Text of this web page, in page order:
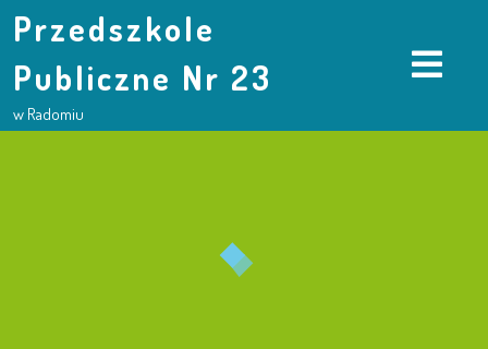
Przedszkole
Publiczne Nr 23
w Radomiu